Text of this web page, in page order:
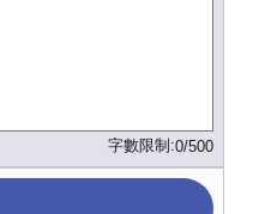
字數限制:0/500